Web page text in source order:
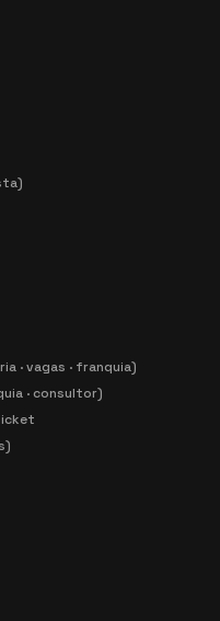
· vagas · franquia)
· consultor)